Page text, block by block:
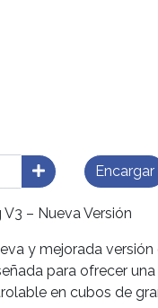
Encargar
– Nueva Versión
y mejorada
para ofrecer
en cubos de